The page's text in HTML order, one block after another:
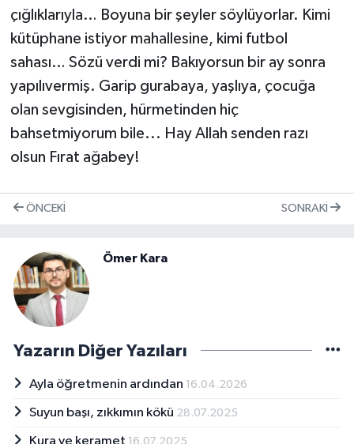
çığlıklarıyla… Boyuna bir şeyler söylüyorlar. Kimi
kütüphane istiyor mahallesine, kimi futbol
sahası… Sözü verdi mi? Bakıyorsun bir ay sonra
yapılıvermiş. Garip gurabaya, yaşlıya, çocuğa
olan sevgisinden, hürmetinden hiç
bahsetmiyorum bile... Hay Allah senden razı
olsun Fırat ağabey!
ÖNCEKI SONRAKI
Ömer Kara
Yazarın Diğer Yazıları
Ayla öğretmenin ardından 16.04.2026
Suyun başı, zıkkımın kökü 28.07.2025
Kura ve keramet 16.07.2025